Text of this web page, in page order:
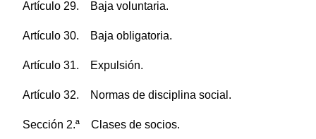
Artículo 29. Baja voluntaria.
Artículo 30. Baja obligatoria.
Artículo 31. Expulsión.
Artículo 32. Normas de disciplina social.
Sección 2.ª Clases de socios.